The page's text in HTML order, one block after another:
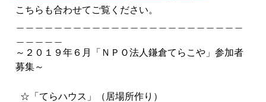
こちらも合わせてご覧ください。
～２０１９年６ 月 「ＮＰＯ法人鎌倉てらこや」参加者
募集～
☆「てらハウス」（居場所作り）